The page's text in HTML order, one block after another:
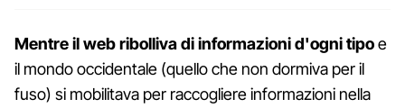
Mentre il web ribolliva di informazioni d'ogni tipoe
il mondo occidentale (quello che non dormiva per il
fuso) si mobilitava per raccogliere informazioni nella